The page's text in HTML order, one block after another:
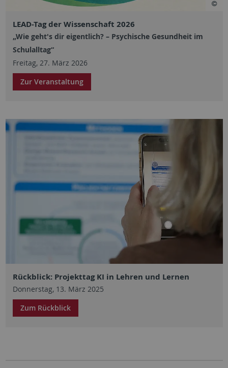
LEAD-Tag der Wissenschaft 2026
„Wie geht's dir eigentlich? – Psychische Gesundheit im
Schulalltag“
Freitag, 27. März 2026
Zur Veranstaltung
Rückblick: Projekttag KI in Lehren und Lernen
Donnerstag, 13. März 2025
Zum Rückblick